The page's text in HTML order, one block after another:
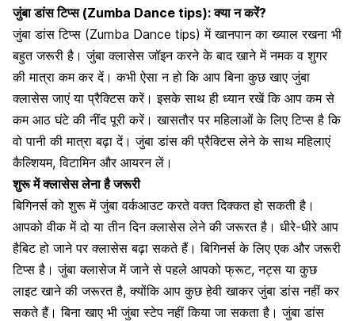
जुंबा डांस टिप्स (Zumba Dance tips):क्या न करें?
जुंबा डांस टिप्स (Zumba Dance tips) में खानपान का ख्याल रखना भी
बहुत जरूरी है। जुंंबा क्लासेस जॉइन करने के बाद खाने मेंनमकव शुगर
की मात्रा कम कर दें। कभी ऐसा न हो कि आप बिना कुछ खाए जुंबा
क्लासेस जाएं या प्रैक्टिस करें। इसके साथ ही ध्यान रखें कि आपकम से
कम आठ घंटे की नींद पूरी करें। खासतौर पर महिलाओं के लिए टिप्स है कि
वो पानी की मात्रा बढ़ा दें। जुंबा डांस की प्रैक्टिस लेने के साथ महिलाएं
कैल्शियम, विटामिन और आयरन लें।
शुरू में क्लासेस लेना है जरूरी
बिगिनर्स को शुरू में जुंबा वर्कआउट करते वक्त दिक्कत हो सकती है।
आपको वीक में दो या तीन दिन क्लासेस लेने की जरूरत है। धीरे-धीरे आप
हैबिट हो जाने पर क्लासेस बढ़ा सकते हैं। बिगिनर्स के लिए एक और जरूरी
टिप्स है। जुंबा क्लासेज में जाने से पहले आपको फ्रूट, नट्स या कुछ
लाइट खाने की जरूरत है, क्योंकि आप कुछ हेवी खाकर जुंबा डांस नहीं कर
सकते हैं। बिना खाए भी जुंबा स्टेप नहीं किया जा सकता है। जुंबा डांस